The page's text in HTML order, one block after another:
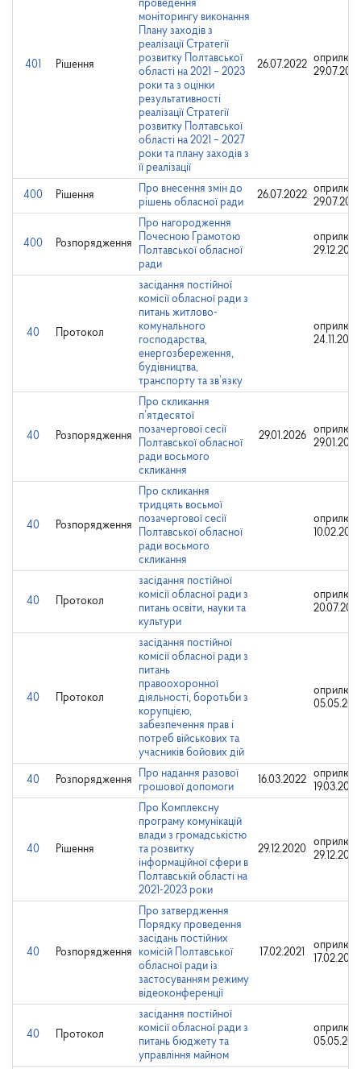
401 Рішення
проведення
моніторингу виконання
Плану заходів з
реалізації Стратегії
розвитку Полтавської
області на 2021 – 2023
роки та з оцінки
результативності
реалізації Стратегії
розвитку Полтавської
області на 2021 – 2027
роки та плану заходів з
її реалізації
26.07.2022
400 Рішення
Про внесення змін до
рішень обласної ради
26.07.2022
400 Розпорядження
Про нагородження
Почесною Грамотою
Полтавської обласної
ради
29.12.2025
40 Протокол
засідання постійної
комісії обласної ради з
питань житлово-
комунального
господарства,
енергозбереження,
будівництва,
транспорту та зв’язку
24.11.2025
40 Розпорядження
Про скликання
п’ятдесятої
позачергової сесії
Полтавської обласної
ради восьмого
скликання
29.01.2026
29.01.2026
40 Розпорядження
Про скликання
тридцять восьмої
позачергової сесії
Полтавської обласної
ради восьмого
скликання
10.02.2025
40 Протокол
засідання постійної
комісії обласної ради з
питань освіти, науки та
культури
40 Протокол
засідання постійної
комісії обласної ради з
питань
правоохоронної
діяльності, боротьби з
корупцією,
забезпечення прав і
потреб військових та
учасників бойових дій
40 Розпорядження
Про надання разової
грошової допомоги
16.03.2022
19.03.2022
40 Рішення
Про Комплексну
програму комунікацій
влади з громадськістю
та розвитку
інформаційної сфери в
Полтавській області на
2021-2023 роки
29.12.2020
29.12.2020
40 Розпорядження
Про затвердження
Порядку проведення
засідань постійних
комісій Полтавської
обласної ради із
застосуванням режиму
відеоконференції
17.02.2021
17.02.2021
40 Протокол
засідання постійної
комісії обласної ради з
питань бюджету та
управління майном